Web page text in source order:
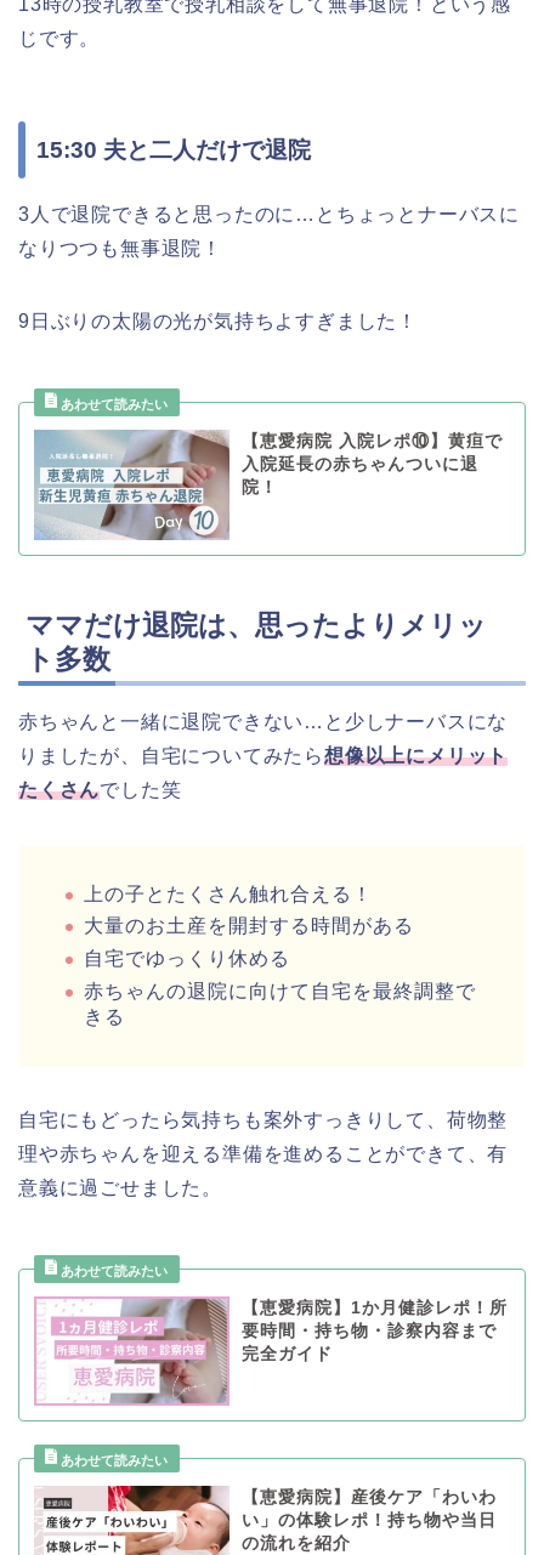
13時の授乳教室で授乳相談をして無事退院！という感
じです。
15:30 夫と二人だけで退院
3人で退院できると思ったのに…とちょっとナーバスに
なりつつも無事退院！
9日ぶりの太陽の光が気持ちよすぎました！
【恵愛病院 入院レポ⑩】黄疸で
入院延長の赤ちゃんついに退
院！
ママだけ退院は、思ったよりメリッ
ト多数
赤ちゃんと一緒に退院できない…と少しナーバスにな
りましたが、自宅についてみたら想像以上にメリット
たくさんでした笑
上の子とたくさん触れ合える！
大量のお土産を開封する時間がある
自宅でゆっくり休める
赤ちゃんの退院に向けて自宅を最終調整で
きる
自宅にもどったら気持ちも案外すっきりして、荷物整
理や赤ちゃんを迎える準備を進めることができて、有
意義に過ごせました。
【恵愛病院】1か月健診レポ！所
要時間・持ち物・診察内容まで
完全ガイド
【恵愛病院】産後ケア「わいわ
い」の体験レポ！持ち物や当日
の流れを紹介